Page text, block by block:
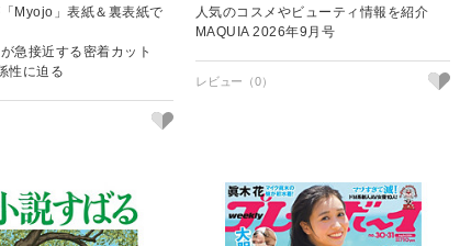
Myojo」表紙＆裏表紙で
急接近する密着カット
性に迫る
人気のコスメやビューティ情報を紹介
MAQUIA 2026年9月号